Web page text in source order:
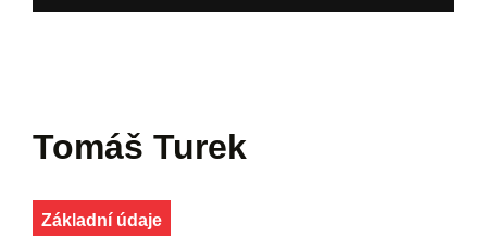
Tomáš Turek
Základní údaje